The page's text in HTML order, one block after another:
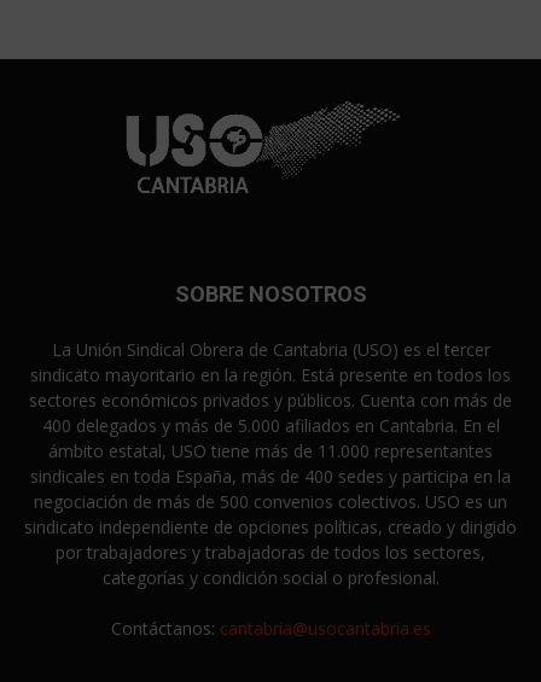
SOBRE NOSOTROS
La Unión Sindical Obrera de Cantabria (USO) es el tercer
sindicato mayoritario en la región. Está presente en todos los
sectores económicos privados y públicos. Cuenta con más de
400 delegados y más de 5.000 afiliados en Cantabria. En el
ámbito estatal, USO tiene más de 11.000 representantes
sindicales en toda España, más de 400 sedes y participa en la
negociación de más de 500 convenios colectivos. USO es un
sindicato independiente de opciones políticas, creado y dirigido
por trabajadores y trabajadoras de todos los sectores,
categorías y condición social o profesional.
Contáctanos: cantabria@usocantabria.es